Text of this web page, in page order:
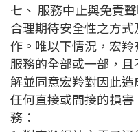
七、 服務中止與免責
合理期待安全性之方
作。唯以下情況，宏
服務的全部或一部，
解並同意宏羚對因此造
任何直接或間接的損
務：